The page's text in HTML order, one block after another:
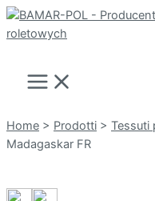
Vai
al
Main
Menu
Home > Prodotti > Tessuti
Madagaskar FR